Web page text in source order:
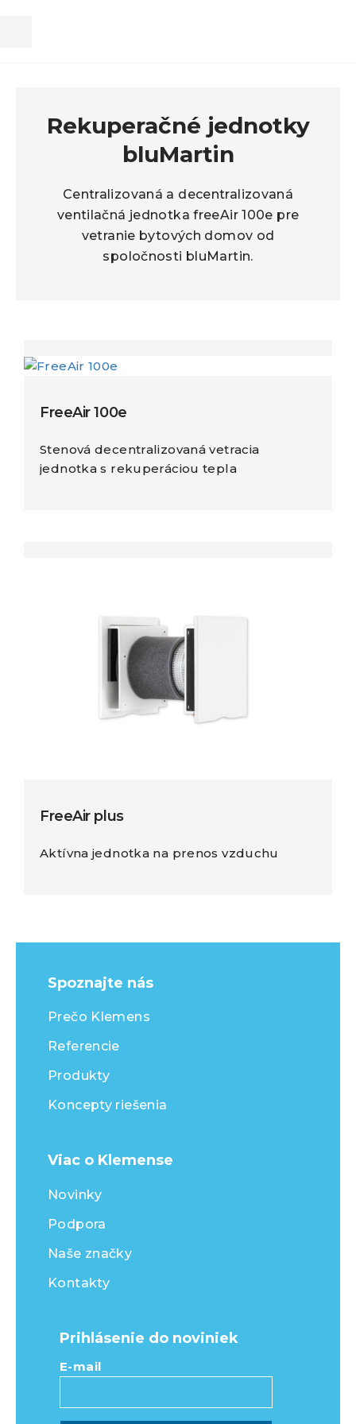
Rekuperačné jednotky
bluMartin
Centralizovaná a decentralizovaná
ventilačná jednotka freeAir 100e pre
vetranie bytových domov od
spoločnosti bluMartin.
FreeAir 100e
Stenová decentralizovaná vetracia
jednotka s rekuperáciou tepla
FreeAir plus
Aktívna jednotka na prenos vzduchu
Spoznajte nás
Prečo Klemens
Referencie
Produkty
Koncepty riešenia
Viac o Klemense
Novinky
Podpora
Naše značky
Kontakty
Prihlásenie do noviniek
E-mail